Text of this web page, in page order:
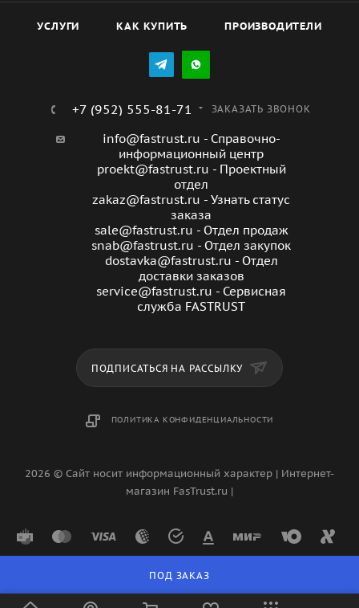
ПОД ЗАКАЗ
УСЛУГИ КАК КУПИТЬ ПРОИЗВОДИТЕЛИ
+7 (952) 555-81-71 ЗАКАЗАТЬ ЗВОНОК
info@fastrust.ru - Справочно-
информационный центр
proekt@fastrust.ru - Проектный
отдел
zakaz@fastrust.ru - Узнать статус
заказа
sale@fastrust.ru - Отдел продаж
snab@fastrust.ru - Отдел закупок
dostavka@fastrust.ru - Отдел
доставки заказов
service@fastrust.ru - Сервисная
служба FASTRUST
ПОДПИСАТЬСЯ НА РАССЫЛКУ
ПОЛИТИКА КОНФИДЕНЦИАЛЬНОСТИ
2026 © Сайт носит информационный характер | Интернет-
магазин FasTrust.ru |